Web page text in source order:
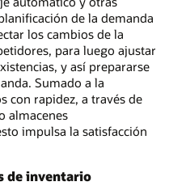
de la demanda
los cambios de la
para luego ajustar
y así prepararse
Sumado a la
con rapidez, a través de
almacenes
impulsa la satisfacción
de inventario